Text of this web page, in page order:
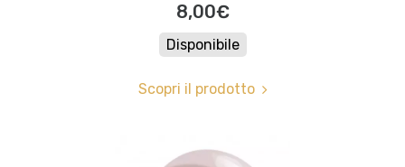
8,00€
Disponibile
Scopri il prodotto